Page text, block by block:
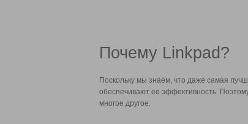
Почему Linkpad?
Поскольку мы знаем, что даже самая
обеспечивают ее эффективность.
многое другое.